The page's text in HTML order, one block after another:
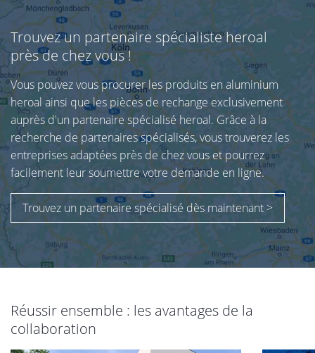
Trouvez un partenaire spécialiste heroal
près de chez vous !
Vous pouvez vous procurer les produits en aluminium
heroal ainsi que les pièces de rechange exclusivement
auprès d'un partenaire spécialisé heroal. Grâce à la
recherche de partenaires spécialisés, vous trouverez les
entreprises adaptées près de chez vous et pourrez
facilement leur soumettre votre demande en ligne.
Trouvez un partenaire spécialisé dès maintenant >
Réussir ensemble : les avantages de la
collaboration